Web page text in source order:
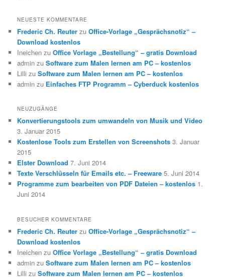
NEUESTE KOMMENTARE
Frederic Ch. Reuter zuOffice-Vorlage „Gesprächsnotiz“ –
Download kostenlos
Ineichen zuOffice Vorlage „Bestellung“ – gratis Download
admin zuSoftware zum Malen lernen am PC – kostenlos
Lilli zuSoftware zum Malen lernen am PC – kostenlos
admin zu Einfaches FTP Programm – Cyberduck kostenlos
NEUZUGÄNGE
Konvertierungstools zum umwandeln von Musik und Video
3. Januar 2015
Kostenlose Tools zum Erstellen von Screenshots 3. Januar
2015
Elster Download 7. Juni 2014
Texte Verschlüsseln für Emails etc. – Freeware 5. Juni 2014
Programme zum bearbeiten von PDF Dateien – kostenlos 1.
Juni 2014
BESUCHER KOMMENTARE
Frederic Ch. Reuter zuOffice-Vorlage „Gesprächsnotiz“ –
Download kostenlos
Ineichen zuOffice Vorlage „Bestellung“ – gratis Download
admin zuSoftware zum Malen lernen am PC – kostenlos
Lilli zuSoftware zum Malen lernen am PC – kostenlos